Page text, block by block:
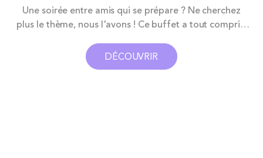
Une soirée entre amis qui se prépare ? Ne cherchez
plus le thème, nous l'avons ! Ce buffet a tout compris.
une machine à hot-dogs et une tireuse à bière qui
coule à flots. Le combo gagnant pour un afterwork
DÉCOUVRIR